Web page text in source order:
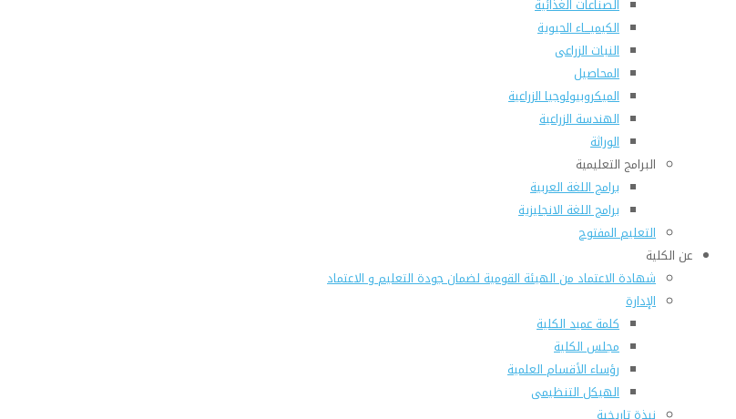
الصناعات الغذائية
الكيميـــاء الحيوية
النبات الزراعى
المحاصيل
الميكروبيولوجيا الزراعية
الهندسة الزراعية
الوراثة
البرامج التعليمية
برامج اللغة العربية
برامج اللغة الانجليزية
التعليم المفتوح
عن الكلية
شهادة الاعتماد من الهيئة القومية لضمان جودة التعليم و الاعتماد
الإدارة
كلمة عميد الكلية
مجلس الكلية
رؤساء الأقسام العلمية
الهيكل التنظيمى